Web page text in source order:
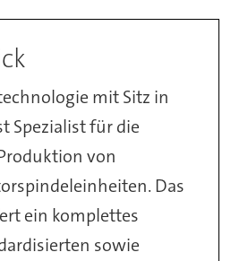
mit Sitz in
Spezialist für die
von
Das
ein komplettes
sowie